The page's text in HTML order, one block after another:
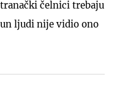
čelnici trebaju
ljudi nije vidio ono